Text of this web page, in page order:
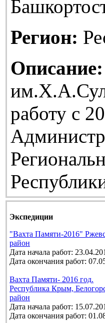
Регион:
Описание:
работу с
Экспедиции
"Вахта Памяти-2016"
район
Дата начала работ:
Дата окончания работ:
Вахта Памяти- 2016 год.
Республика Крым,
район
Дата начала работ:
Дата окончания работ: